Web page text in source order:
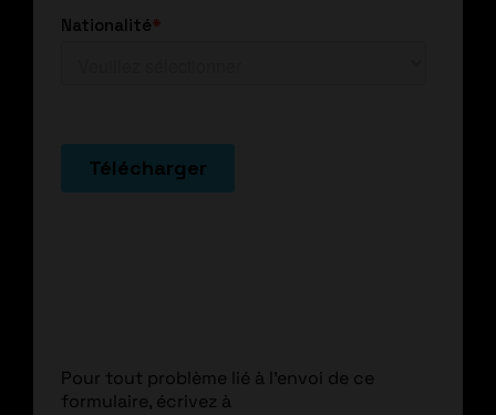
Pour tout problème lié à l'envoi de ce
formulaire, écrivez à